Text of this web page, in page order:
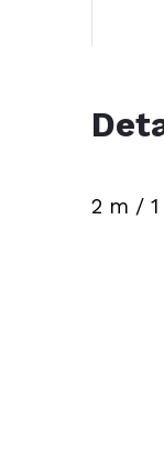
2 m / 1